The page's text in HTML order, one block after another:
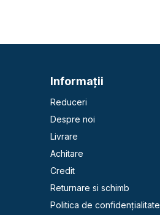
Informaţii
Reduceri
Despre noi
Livrare
Achitare
Credit
Returnare si schimb
Politica de confidențialitate